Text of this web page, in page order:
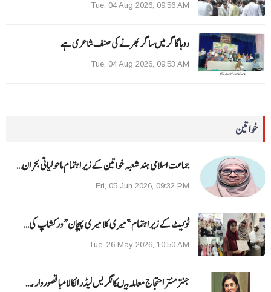
Tue, 04 Aug 2026, 09:56 AM
دوہا گاگر میں ساگر بھرنے کی صنف شاعری ہے
Tue, 04 Aug 2026, 09:53 AM
خواتین
جماعت اسلامی ہند شعبہ خواتین کے زیر اہتمام ماحولیاتی بحران…
Fri, 05 Jun 2026, 09:32 PM
ٹوئیٹ کے زیر اہتمام ”میری کلا میری پہچان“ ورکشاپ کی…
Tue, 26 May 2026, 10:50 AM
جنتر منتر احتجاج معاملہ میںکانگریس لیڈر الکا لامبا قصوروار ،…